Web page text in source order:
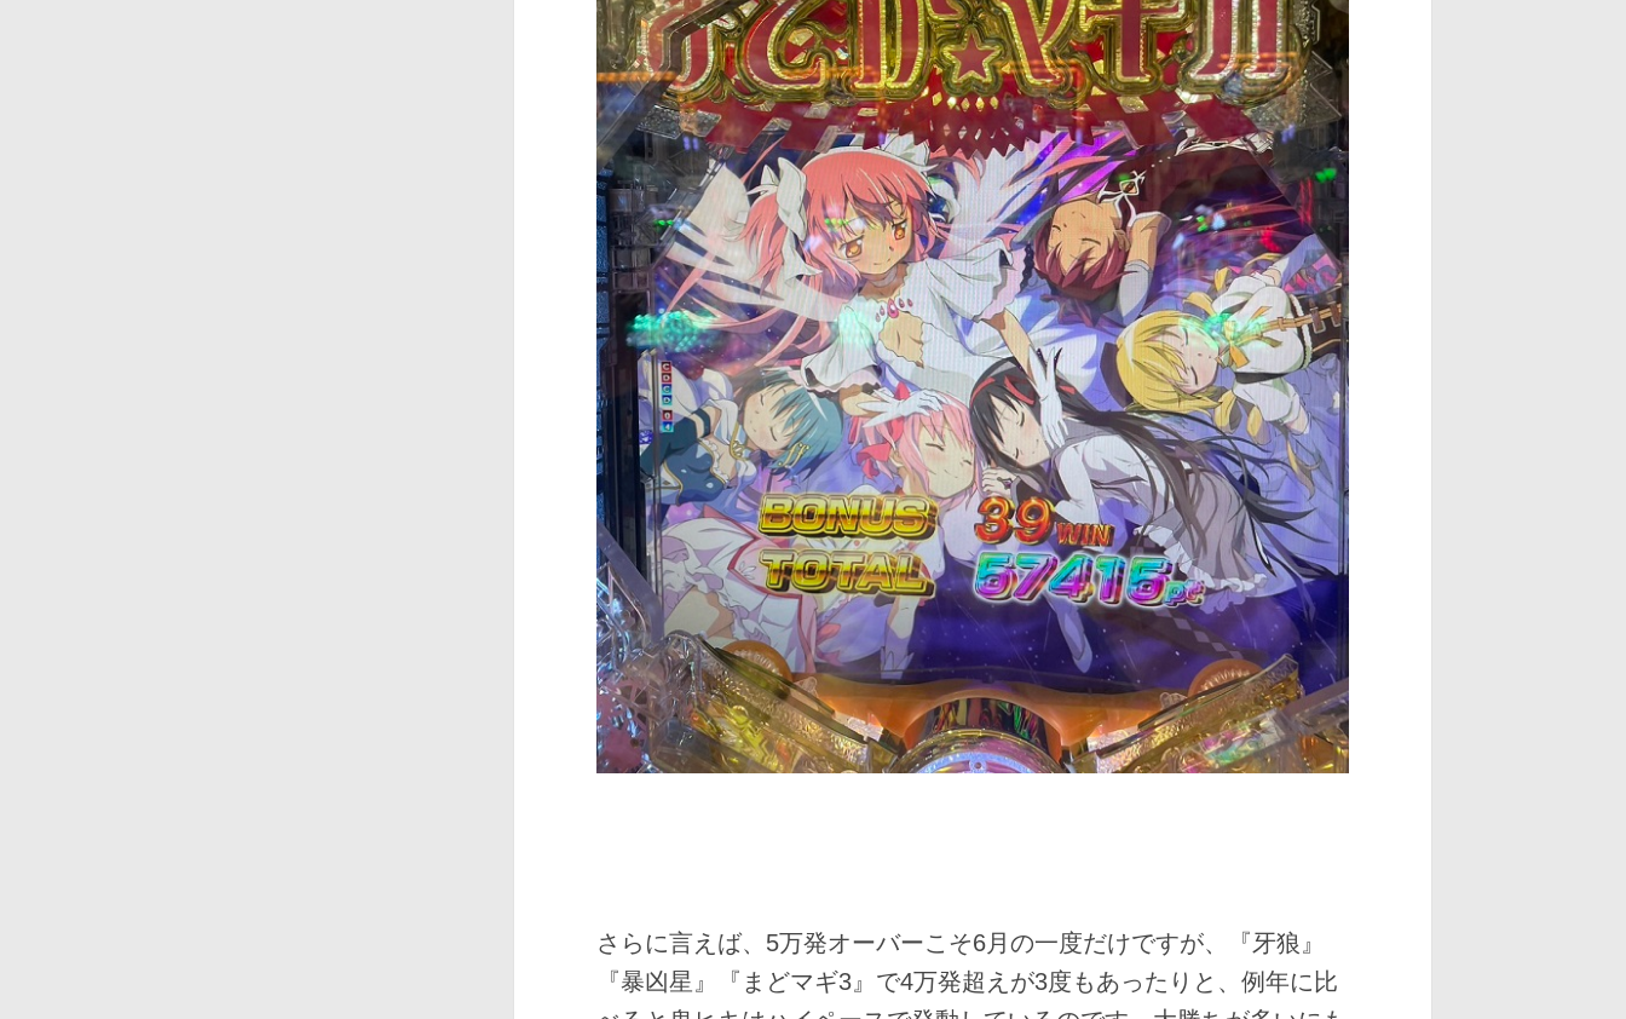
さらに言えば、5万発オーバーこそ6月の一度だけですが、『牙狼』
『暴凶星』『まどマギ3』で4万発超えが3度もあったりと、例年に比